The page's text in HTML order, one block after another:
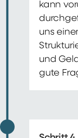
kann
uns
und
gute